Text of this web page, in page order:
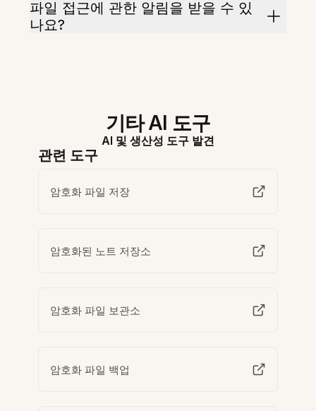
파일 접근에 관한 알림을 받을 수 있
나요?
기타 AI 도구
AI 및 생산성 도구 발견
관련 도구
암호화 파일 저장
암호화된 노트 저장소
암호화 파일 보관소
암호화 파일 백업